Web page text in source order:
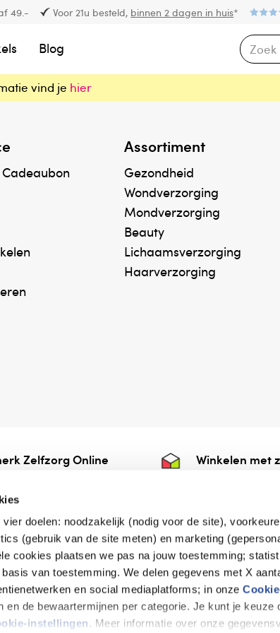
doelen: noodzakelijk (nodig voor de site),
(gebruik van de site meten) en marketing
cookies plaatsen we pas na jouw toestemming;
van toestemming. We delen gegevens met X
en social mediaplatforms; in onze
en de bewaartermijnen per categorie. Je kunt je keuze
instellingen. Meer informatie over onze
49.- Voor 21u besteld, binnen 2 dagen in huis*
Blog
vind je hier
Assortiment
Gezondheid
Wondverzorging
Mondverzorging
Beauty
Lichaamsverzorging
Haarverzorging
Zelfzorg Online Winkelen met
de vriendelijke specialist
Disclaimer Privacy verklaring